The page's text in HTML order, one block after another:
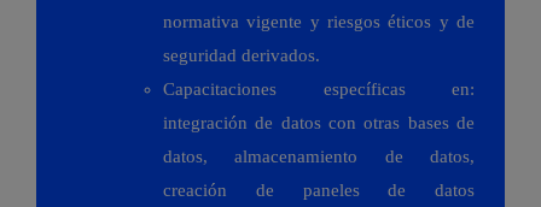
normativa vigente y riesgos éticos y de
seguridad derivados.
Capacitaciones específicas en:
integración de datos con otras bases de
datos, almacenamiento de datos,
creación de paneles de datos